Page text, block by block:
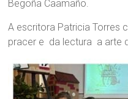
Begoña Caamaño.
A escritora Patricia Torres
pracer e da lectura a arte